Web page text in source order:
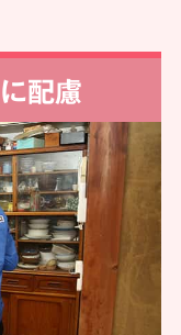
に配慮